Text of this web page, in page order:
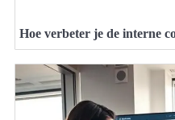
Hoe verbeter je de interne